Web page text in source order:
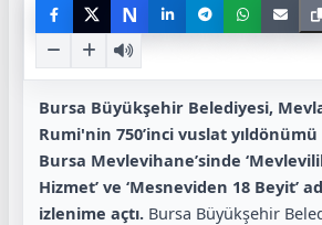
N
Bursa Büyükşehir Belediyesi,
Rumi'nin 750’inci vuslat
Bursa Mevlevihane’sinde
Hizmet’ ve ‘Mesneviden 18 Beyit’
izlenime açtı. Bursa Büyükşehir